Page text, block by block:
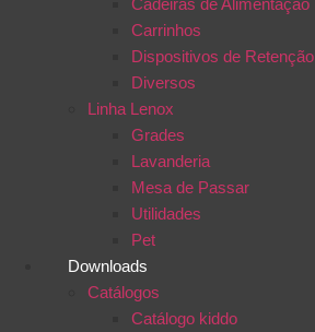
Carrinhos
Dispositivos de Retenção
Diversos
Linha Lenox
Grades
Lavanderia
Mesa de Passar
Utilidades
Pet
Downloads
Catálogos
Catálogo kiddo